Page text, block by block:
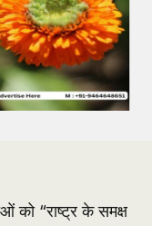
को “राष्ट्र के समक्ष